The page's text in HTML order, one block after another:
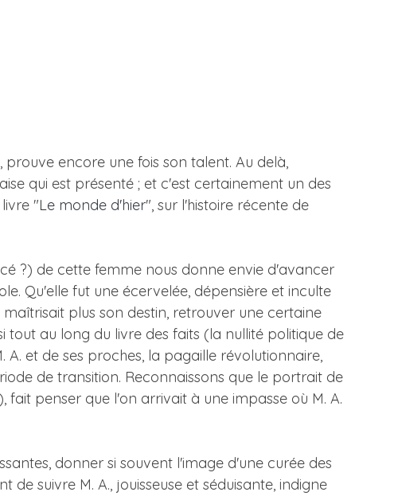
prouve encore une fois son talent. Au delà,
qui est présenté ; et c'est certainement un des
"Le monde d'hier", sur l'histoire récente de
?) de cette femme nous donne envie d'avancer
Qu'elle fut une écervelée, dépensière et inculte
plus son destin, retrouver une certaine
au long du livre des faits (la nullité politique de
A. et de ses proches, la pagaille révolutionnaire,
de transition. Reconnaissons que le portrait de
fait penser que l'on arrivait à une impasse où M. A.
donner si souvent l'image d'une curée des
suivre M. A., jouisseuse et séduisante, indigne